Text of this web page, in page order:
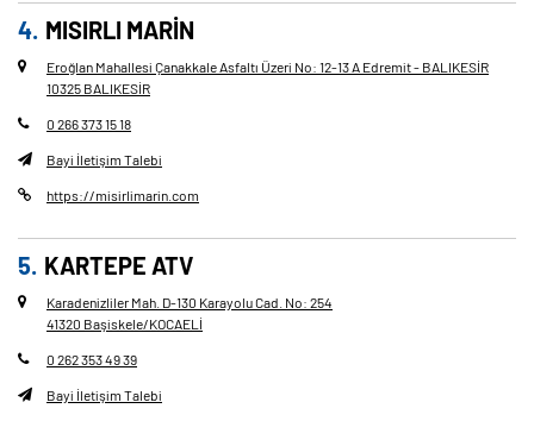
MISIRLI MARİN
Eroğlan Mahallesi Çanakkale Asfaltı Üzeri No: 12-13 A Edremit - BALIKESİR
10325 BALIKESİR
0 266 373 15 18
Bayi İletişim Talebi
https://misirlimarin.com
KARTEPE ATV
Karadenizliler Mah. D-130 Karayolu Cad. No: 254
41320 Başiskele/KOCAELİ
0 262 353 49 39
Bayi İletişim Talebi